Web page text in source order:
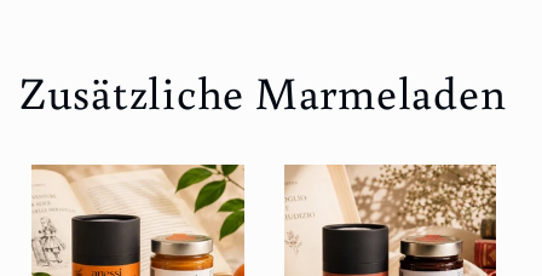
Zusätzliche Marmeladen